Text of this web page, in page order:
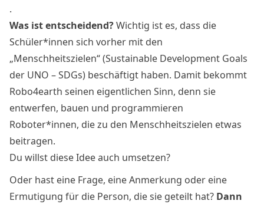
.
Was ist entscheidend?Wichtig ist es, dass die
Schüler*innen sich vorher mit den
„Menschheitszielen“ (Sustainable Development Goals
der UNO – SDGs) beschäftigt haben. Damit bekommt
Robo4earth seinen eigentlichen Sinn, denn sie
entwerfen, bauen und programmieren
Roboter*innen, die zu den Menschheitszielen etwas
beitragen.
Du willst diese Idee auch umsetzen?
Oder hast eine Frage, eine Anmerkung oder eine
Ermutigung für die Person, die sie geteilt hat? Dann